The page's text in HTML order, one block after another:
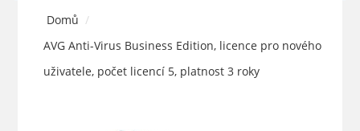
Domů /
AVG Anti-Virus Business Edition, licence pro nového
uživatele, počet licencí 5, platnost 3 roky